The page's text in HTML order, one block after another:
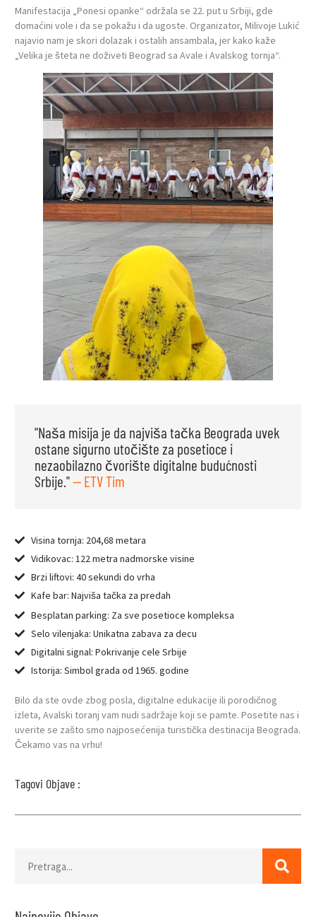
Manifestacija „Ponesi opanke“ održala se 22. put u Srbiji, gde
domaćini vole i da se pokažu i da ugoste. Organizator, Milivoje Lukić
najavio nam je skori dolazak i ostalih ansambala, jer kako kaže
„Velika je šteta ne doživeti Beograd sa Avale i Avalskog tornja“.
"Naša misija je da najviša tačka Beograda uvek
ostane sigurno utočište za posetioce i
nezaobilazno čvorište digitalne budućnosti
Srbije."— ETV Tim
Visina tornja: 204,68 metara
Vidikovac: 122 metra nadmorske visine
Brzi liftovi: 40 sekundi do vrha
Kafe bar: Najviša tačka za predah
Besplatan parking: Za sve posetioce kompleksa
Selo vilenjaka: Unikatna zabava za decu
Digitalni signal: Pokrivanje cele Srbije
Istorija: Simbol grada od 1965. godine
Bilo da ste ovde zbog posla, digitalne edukacije ili porodičnog
izleta, Avalski toranj vam nudi sadržaje koji se pamte. Posetite nas i
uverite se zašto smo najposećenija turistička destinacija Beograda.
Čekamo vas na vrhu!
Tagovi Objave :